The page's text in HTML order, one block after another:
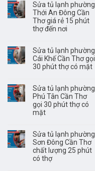
Sửa tủ lạnh phường
Thới An Đông Cần
Thơ giá rẻ 15 phút
thợ đến nơi
Sửa tủ lạnh phường
Cái Khế Cần Thơ gọi
30 phút thợ có mặt
Sửa tủ lạnh phường
Phú Tân Cần Thơ
gọi 30 phút thợ có
mặt
Sửa tủ lạnh phường
Sơn Đông Cần Thơ
chất lượng 25 phút
có thợ